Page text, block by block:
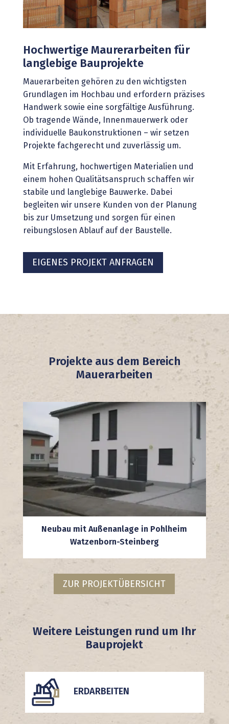
Hochwertige Maurerarbeiten für
langlebige Bauprojekte
Mauerarbeiten gehören zu den wichtigsten
Grundlagen im Hochbau und erfordern präzises
Handwerk sowie eine sorgfältige Ausführung.
Ob tragende Wände, Innenmauerwerk oder
individuelle Baukonstruktionen – wir setzen
Projekte fachgerecht und zuverlässig um.
Mit Erfahrung, hochwertigen Materialien und
einem hohen Qualitätsanspruch schaffen wir
stabile und langlebige Bauwerke. Dabei
begleiten wir unsere Kunden von der Planung
bis zur Umsetzung und sorgen für einen
reibungslosen Ablauf auf der Baustelle.
EIGENES PROJEKT ANFRAGEN
Projekte aus dem Bereich
Mauerarbeiten
Neubau mit Außenanlage in Pohlheim
Watzenborn-Steinberg
ZUR PROJEKTÜBERSICHT
Weitere Leistungen rund um Ihr
Bauprojekt
ERDARBEITEN